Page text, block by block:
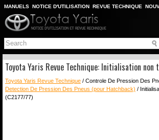
MANUELS NOTICE D'UTILISATION REVUE TECHNIQUE
PLAN DU SITE
CHERCHER
Toyota Yaris Revue Technique: Initialisation non
Toyota Yaris Revue Technique / Controle De Pression Des
Detection De Pression Des Pneus (pour Hatchback) /
(C2177/77)